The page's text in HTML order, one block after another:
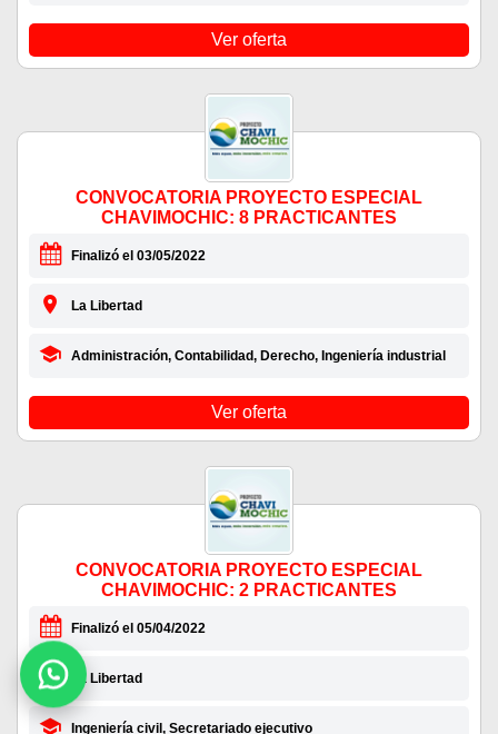
Ver oferta
CONVOCATORIA PROYECTO ESPECIAL
CHAVIMOCHIC: 8 PRACTICANTES
Finalizó el 03/05/2022
La Libertad
Administración, Contabilidad, Derecho, Ingeniería industrial
Ver oferta
CONVOCATORIA PROYECTO ESPECIAL
CHAVIMOCHIC: 2 PRACTICANTES
Finalizó el 05/04/2022
La Libertad
Ingeniería civil, Secretariado ejecutivo